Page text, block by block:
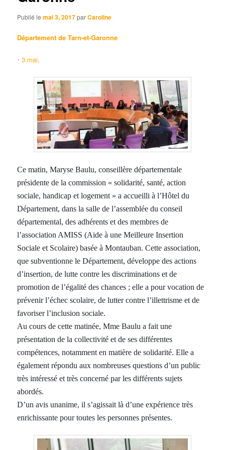
Publié lemai 3, 2017parCaroline
Département de Tarn-et-Garonne
·3 mai,
Ce matin, Maryse Baulu, conseillère départementale
présidente de la commission « solidarité, santé, action
sociale, handicap et logement » a accueilli à l’Hôtel du
Département, dans la salle de l’assemblée du conseil
départemental, des adhérents et des membres de
l’association AMISS (Aide à une Meilleure Insertion
Sociale et Scolaire) basée à Montauban. Cette association,
que subventionne le Département, développe des actions
d’insertion, de lutte contre les discriminations et de
promotion de l’égalité des chances ; elle a pour vocation de
prévenir l’échec scolaire, de lutter contre l’illettrisme et de
favoriser l’inclusion sociale.
Au cours de cette matinée, Mme Baulu a fait une
présentation de la collectivité et de ses différentes
compétences, notamment en matière de solidarité. Elle a
également répondu aux nombreuses questions d’un public
très intéressé et très concerné par les différents sujets
abordés.
D’un avis unanime, il s’agissait là d’une expérience très
enrichissante pour toutes les personnes présentes.